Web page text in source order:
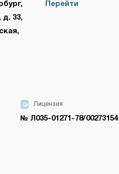
д. 33,
Перейти
Лицензия
№ Л035-01271-78/00273154